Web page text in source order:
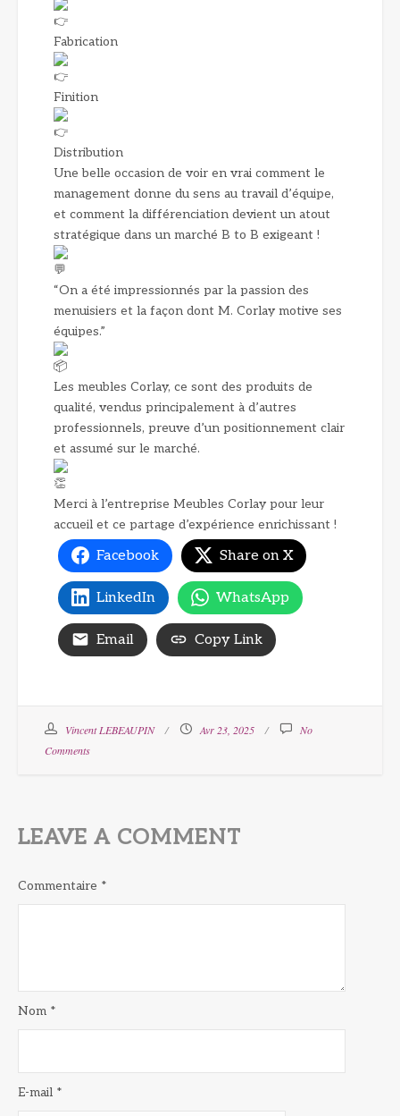
Fabrication
Finition
Distribution
Une belle occasion de voir en vrai comment le
management donne du sens au travail d’équipe,
et comment la différenciation devient un atout
stratégique dans un marché B to B exigeant !
“On a été impressionnés par la passion des
menuisiers et la façon dont M. Corlay motive ses
équipes.”
Les meubles Corlay, ce sont des produits de
qualité, vendus principalement à d’autres
professionnels, preuve d’un positionnement clair
et assumé sur le marché.
Merci à l’entreprise Meubles Corlay pour leur
accueil et ce partage d’expérience enrichissant !
Facebook Share on X
LinkedIn WhatsApp
Email Copy Link
Vincent LEBEAUPIN Avr 23, 2025
No
Comments
LEAVE A COMMENT
Commentaire *
Nom *
E-mail *